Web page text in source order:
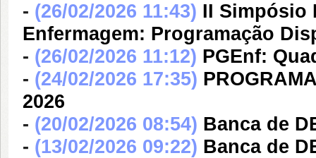
- (26/02/2026 11:43) II Simpósio
Enfermagem: Programação
- (26/02/2026 11:12) PGEnf:
- (24/02/2026 17:35)
2026
- (20/02/2026 08:54) Banca de
- (13/02/2026 09:22) Banca de